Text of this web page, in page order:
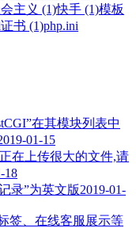
主义 (1)快手 (1)模板
证书 (1)php.ini
在其模块列表中
01-15
在上传很大的文件,请
18
录”为英文版2019-01-
签、在线客服展示等